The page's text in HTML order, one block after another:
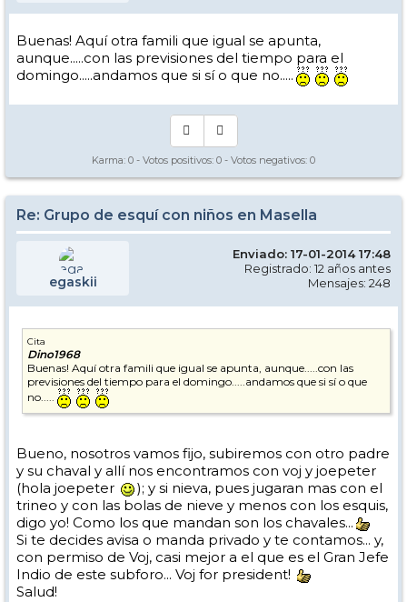
Buenas! Aquí otra famili que igual se apunta,
aunque.....con las previsiones del tiempo para el
domingo.....andamos que si sí o que no.....
Karma: 0 - Votos positivos: 0 - Votos negativos: 0
Re: Grupo de esquí con niños en Masella
egaskii
Enviado: 17-01-2014 17:48
Registrado: 12 años antes
Mensajes: 248
Cita
Dino1968
Buenas! Aquí otra famili que igual se apunta, aunque.....con las
previsiones del tiempo para el domingo.....andamos que si sí o que
no.....
Bueno, nosotros vamos fijo, subiremos con otro padre
y su chaval y allí nos encontramos con voj y joepeter
(hola joepeter
); y si nieva, pues jugaran mas con el
trineo y con las bolas de nieve y menos con los esquis,
digo yo! Como los que mandan son los chavales...
Si te decides avisa o manda privado y te contamos... y,
con permiso de Voj, casi mejor a el que es el Gran Jefe
Indio de este subforo... Voj for president!
Salud!